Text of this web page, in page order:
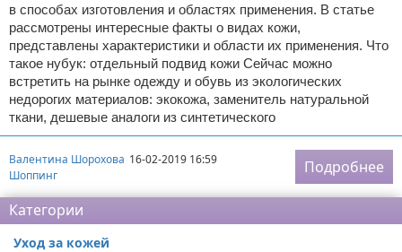
в способах изготовления и областях применения. В статье
рассмотрены интересные факты о видах кожи,
представлены характеристики и области их применения. Что
такое нубук: отдельный подвид кожи Сейчас можно
встретить на рынке одежду и обувь из экологических
недорогих материалов: экокожа, заменитель натуральной
ткани, дешевые аналоги из синтетического
Валентина Шорохова 16-02-2019 16:59
Шоппинг
Подробнее
Категории
Уход за кожей